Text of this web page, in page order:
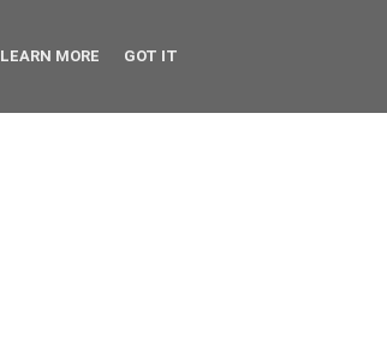
LEARN MORE GOT IT